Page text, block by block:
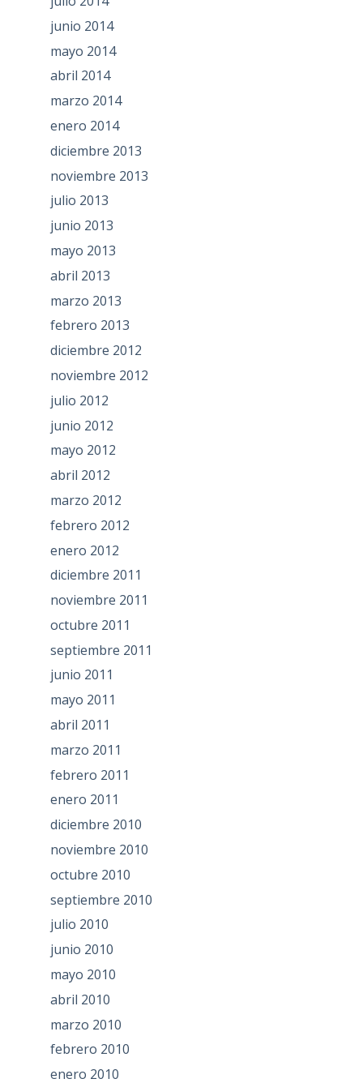
junio 2014
mayo 2014
abril 2014
marzo 2014
enero 2014
diciembre 2013
noviembre 2013
julio 2013
junio 2013
mayo 2013
abril 2013
marzo 2013
febrero 2013
diciembre 2012
noviembre 2012
julio 2012
junio 2012
mayo 2012
abril 2012
marzo 2012
febrero 2012
enero 2012
diciembre 2011
noviembre 2011
octubre 2011
septiembre 2011
junio 2011
mayo 2011
abril 2011
marzo 2011
febrero 2011
enero 2011
diciembre 2010
noviembre 2010
octubre 2010
septiembre 2010
julio 2010
junio 2010
mayo 2010
abril 2010
marzo 2010
febrero 2010
enero 2010